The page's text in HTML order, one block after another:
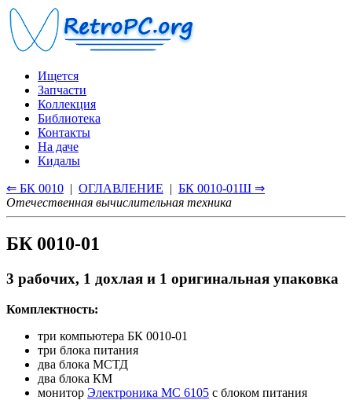
Ищется
Запчасти
Коллекция
Библиотека
Контакты
На даче
Кидалы
⇐ БК 0010 | ОГЛАВЛЕНИЕ | БК 0010-01Ш ⇒
Отечественная вычислительная техника
БК 0010-01
3 рабочих, 1 дохлая и 1 оригинальная упаковка
Комплектность:
три компьютера БК 0010-01
три блока питания
два блока МСТД
два блока КМ
монитор Электроника МС 6105 с блоком питания